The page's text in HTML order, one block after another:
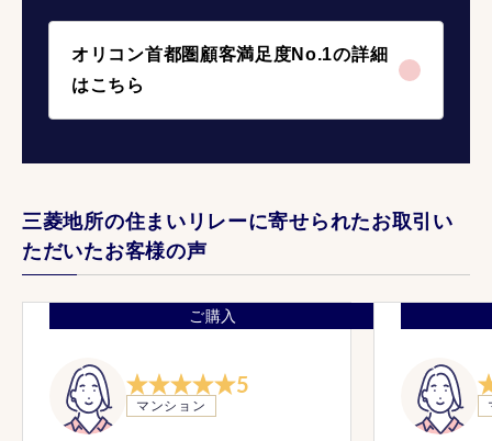
オリコン首都圏顧客満足度No.1の詳細
はこちら
三菱地所の住まいリレーに寄せられたお取引い
ただいたお客様の声
ご購入
5
マンション